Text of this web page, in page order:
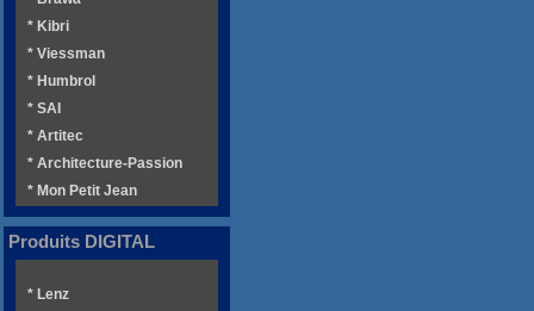
* Kibri
* Viessman
* Humbrol
* SAI
* Artitec
* Architecture-Passion
* Mon Petit Jean
Produits DIGITAL
* Lenz